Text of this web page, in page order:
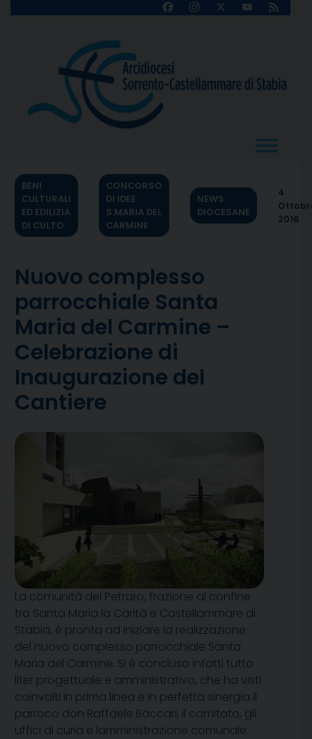
FacebookInstagram
X
YouTube
Feed
BENI
CULTURALI
ED EDILIZIA
DI CULTO
CONCORSO
DI IDEE
S.MARIA DEL
CARMINE
NEWS
DIOCESANE
4
2016
Nuovo complesso
parrocchiale Santa
Maria del Carmine –
Celebrazione di
Inaugurazione del
Cantiere
La comunità del Petraro, frazione al confine
tra Santa Maria la Carità e Castellammare di
Stabia, è pronta ad iniziare la realizzazione
del nuovo complesso parrocchiale Santa
Maria del Carmine. Si è concluso infatti tutto
liter progettuale e amministrativo, che ha visti
coinvolti in prima linea e in perfetta sinergia il
parroco don Raffaele Baccari, il comitato, gli
uffici di curia e lamministrazione comunale.